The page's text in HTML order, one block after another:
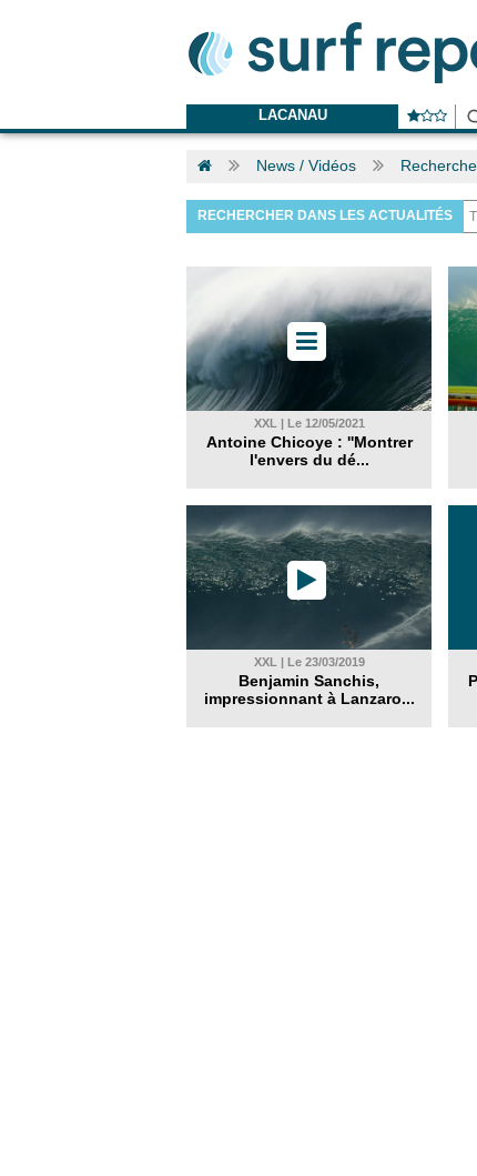
LACANAU
News / Vidéos
RECHERCHER DANS LES ACTUALITÉS
XXL | Le 12/05/2021
Antoine Chicoye : ''Montrer
l'envers du dé...
XXL | Le 23/03/2019
Benjamin Sanchis,
impressionnant à Lanzaro...